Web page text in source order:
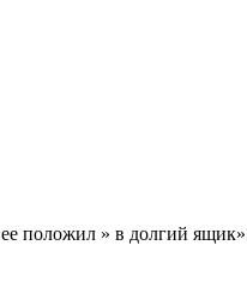
положил » в долгий